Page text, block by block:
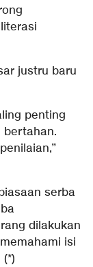
justru baru
penting
bertahan.
serba
dilakukan
isi